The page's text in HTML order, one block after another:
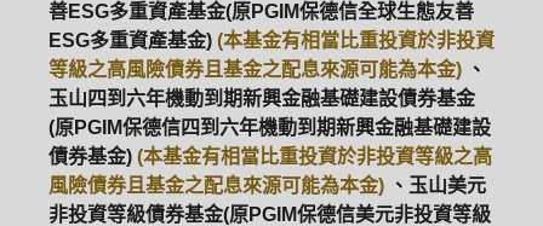
善ESG多重資產基金(原PGIM保德信全球生態友善
ESG多重資產基金) (本基金有相當比重投資於非投資
等級之高風險債券且基金之配息來源可能為本金) 、
玉山四到六年機動到期新興金融基礎建設債券基金
(原PGIM保德信四到六年機動到期新興金融基礎建設
債券基金) (本基金有相當比重投資於非投資等級之高
風險債券且基金之配息來源可能為本金) 、玉山美元
非投資等級債券基金(原PGIM保德信美元非投資等級